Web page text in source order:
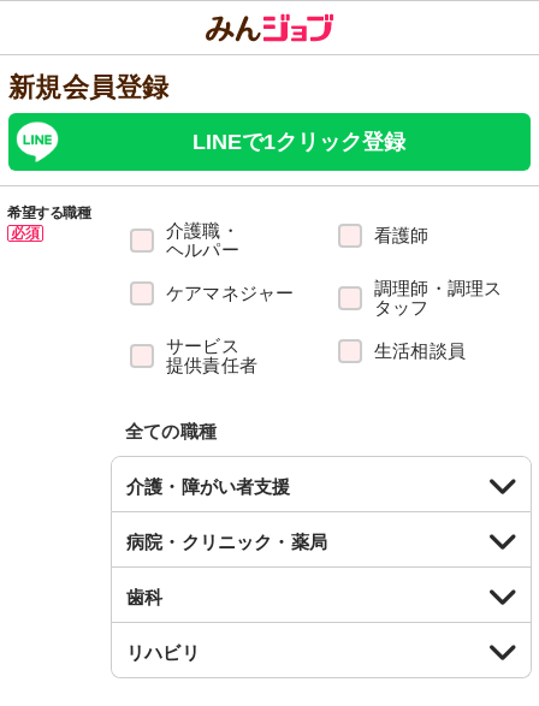
新規会員登録
LINEで1クリック登録
希望する職種
必須
介護職・
ヘルパー
看護師
ケアマネジャー
調理師・調理ス
タッフ
サービス
提供責任者
生活相談員
全ての職種
介護・障がい者支援
病院・クリニック・薬局
歯科
リハビリ